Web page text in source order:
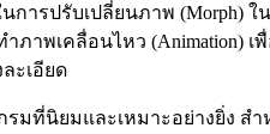
การปรับเปลี่ยนภาพ (Morph)
าพเคลื่อนไหว (Animation) เ
ะเอียด
รมที่นิยมและเหมาะอย่างยิ่ง ส